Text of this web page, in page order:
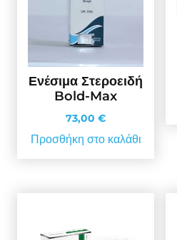
Ενέσιμα Στεροειδή
Bold-Max
73,00 €
Προσθήκη στο καλάθι